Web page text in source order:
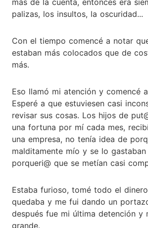
palizas, los insultos, la oscuridad...
Con el tiempo comencé a notar
estaban más colocados que de
más.
Eso llamó mi atención y comencé
Esperé a que estuviesen casi
revisar sus cosas. Los hijos de
una fortuna por mí cada mes,
una empresa, no tenía idea de
malditamente mío y se lo gastaban
porqueri@ que se metían casi
Estaba furioso, tomé todo el
quedaba y me fui dando un
después fue mi última detención y
grande.